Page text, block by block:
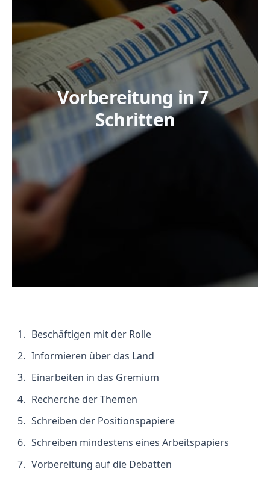
Vorbereitung in 7
Schritten
Beschäftigen mit der Rolle
Informieren über das Land
Einarbeiten in das Gremium
Recherche der Themen
Schreiben der Positionspapiere
Schreiben mindestens eines Arbeitspapiers
Vorbereitung auf die Debatten